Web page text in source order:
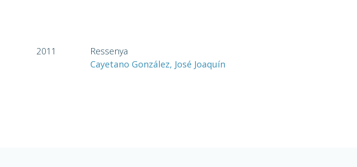
2011
Ressenya
Cayetano González, José Joaquín